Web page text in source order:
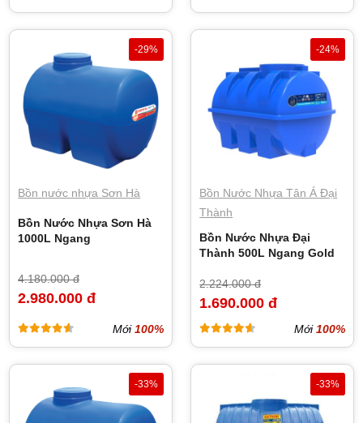
-29%
Bồn nước nhựa Sơn Hà
Bồn Nước Nhựa Sơn Hà
1000L Ngang
4.180.000 đ
2.980.000 đ
Mới100%
-24%
Bồn Nước Nhựa Tân Á Đại
Thành
Bồn Nước Nhựa Đại
Thành 500L Ngang Gold
2.224.000 đ
1.690.000 đ
Mới100%
-33% -33%